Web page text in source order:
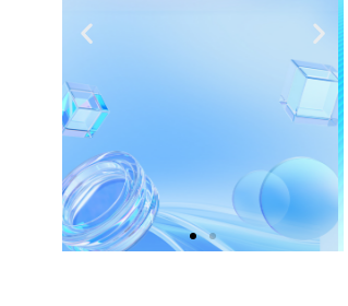
推荐
介绍客户豪礼
相送